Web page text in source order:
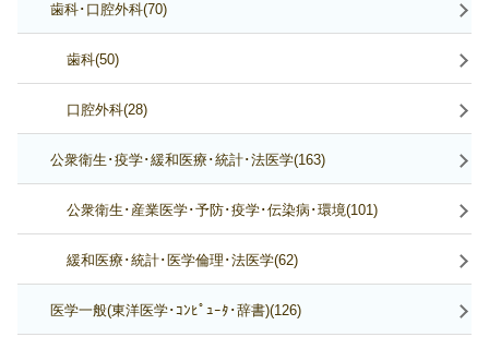
歯科･口腔外科(70)
歯科(50)
口腔外科(28)
公衆衛生･疫学･緩和医療･統計･法医学(163)
公衆衛生･産業医学･予防･疫学･伝染病･環境(101)
緩和医療･統計･医学倫理･法医学(62)
医学一般(東洋医学･ｺﾝﾋﾟｭｰﾀ･辞書)(126)